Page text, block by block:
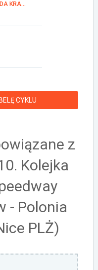
ARGE SPEEDWAY WANDA KRAKÓW
CYKLU
z
Kolejka
- Polonia
PLŻ)